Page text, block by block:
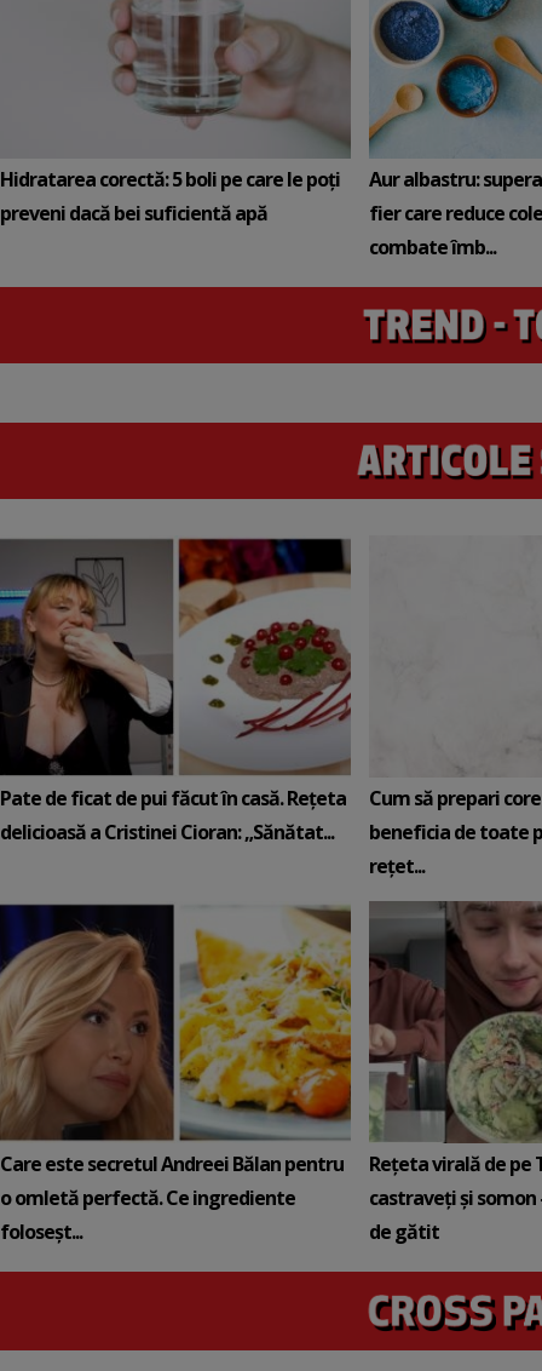
Hidratarea corectă: 5 boli pe care le poți
preveni dacă bei suficientă apă
Aur albastru:
fier care reduce
combate îmb...
Pate de ficat de pui făcut în casă. Rețeta
delicioasă a Cristinei Cioran: „Sănătat...
Cum să prepari
beneficia de toate
rețet...
Care este secretul Andreei Bălan pentru
o omletă perfectă. Ce ingrediente
foloseșt...
Rețeta virală de pe
castraveți și somon
de gătit